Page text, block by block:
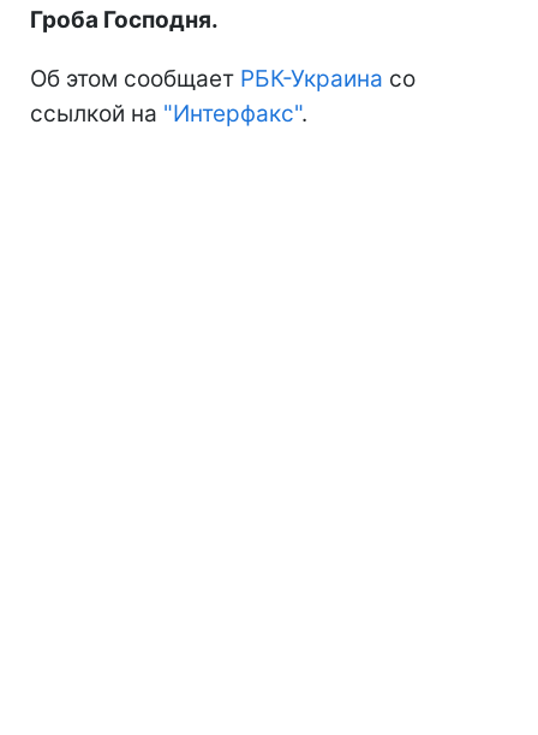
Гроба Господня.
Об этом сообщает РБК-Украина со
ссылкой на "Интерфакс".